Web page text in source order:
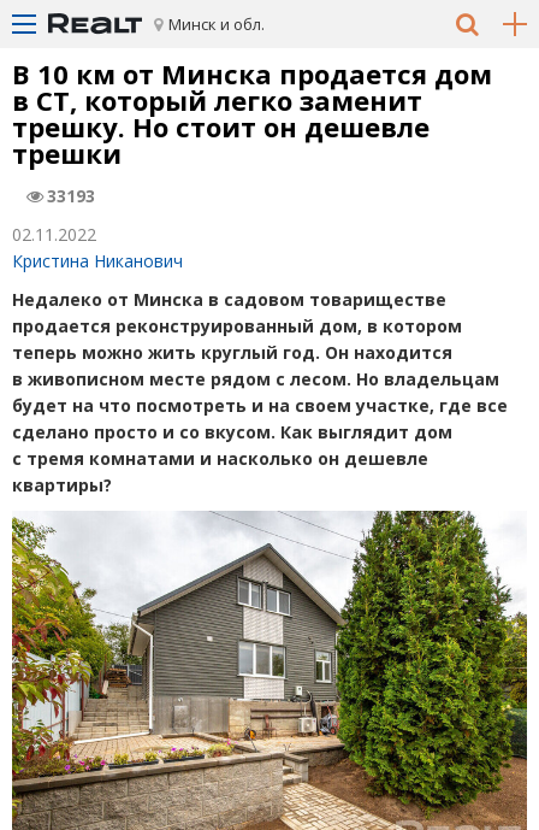
Минск и обл.
В 10 км от Минска продается дом
в СТ, который легко заменит
трешку. Но стоит он дешевле
трешки
33193
02.11.2022
Кристина Никанович
Недалеко от Минска в садовом товариществе
продается реконструированный дом, в котором
теперь можно жить круглый год. Он находится
в живописном месте рядом с лесом. Но владельцам
будет на что посмотреть и на своем участке, где все
сделано просто и со вкусом. Как выглядит дом
с тремя комнатами и насколько он дешевле
квартиры?